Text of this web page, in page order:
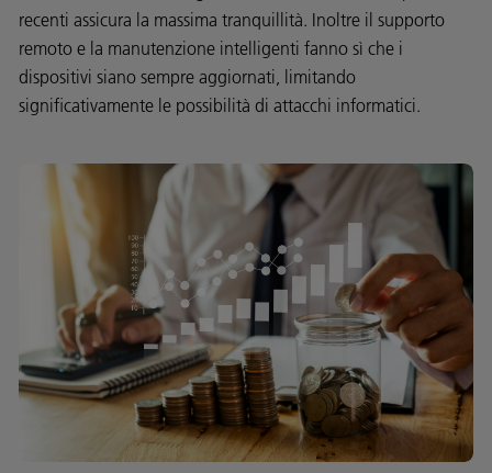
recenti assicura la massima tranquillità. Inoltre il supporto
remoto e la manutenzione intelligenti fanno sì che i
dispositivi siano sempre aggiornati, limitando
significativamente le possibilità di attacchi informatici.